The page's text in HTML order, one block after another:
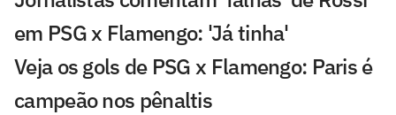
em PSG x Flamengo: 'Já tinha'
Veja os gols de PSG x Flamengo: Paris é
campeão nos pênaltis